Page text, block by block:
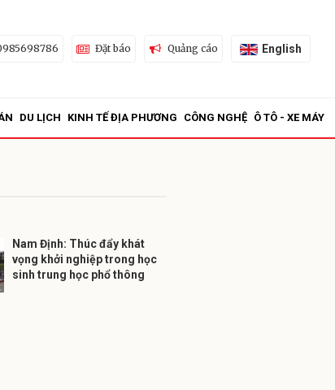
Đặt báo Quảng cáo English
DU LỊCH KINH TẾ ĐỊA PHƯƠNG CÔNG NGHỆ Ô TÔ - XE MÁY
Nam Định: Thúc đẩy khát
vọng khởi nghiệp trong học
sinh trung học phổ thông